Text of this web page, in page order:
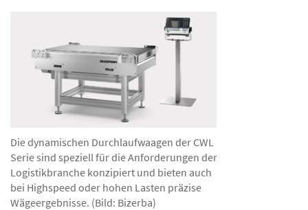
Die dynamischen Durchlaufwaagen der CWL
Serie sind speziell für die Anforderungen der
Logistikbranche konzipiert und bieten auch
bei Highspeed oder hohen Lasten präzise
Wägeergebnisse. (Bild: Bizerba)